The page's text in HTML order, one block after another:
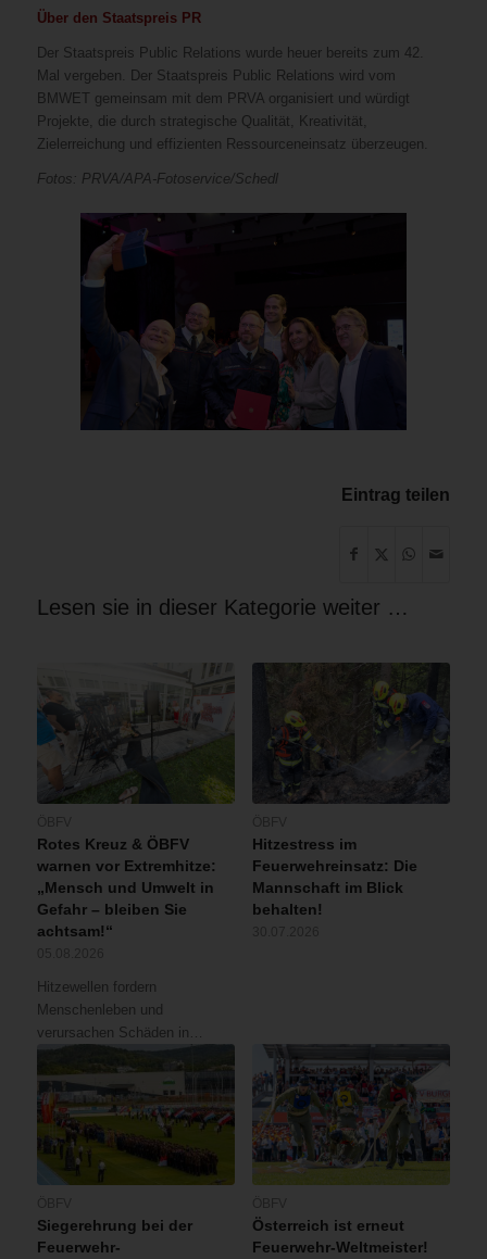
Über den Staatspreis PR
Der Staatspreis Public Relations wurde heuer bereits zum 42.
Mal vergeben. Der Staatspreis Public Relations wird vom
BMWET gemeinsam mit dem PRVA organisiert und würdigt
Projekte, die durch strategische Qualität, Kreativität,
Zielerreichung und effizienten Ressourceneinsatz überzeugen.
Fotos: PRVA/APA-Fotoservice/Schedl
Eintrag teilen
Lesen sie in dieser Kategorie weiter …
Rotes Kreuz & ÖBFV
warnen vor Extremhitze:
„Mensch und Umwelt in
Gefahr – bleiben Sie
achtsam!“
Hitzewellen fordern
Menschenleben und
verursachen Schäden in…
Hitzestress im
Feuerwehreinsatz: Die
Mannschaft im Blick
behalten!
Siegerehrung bei der
Feuerwehr-
Österreich ist erneut
Feuerwehr-Weltmeister!